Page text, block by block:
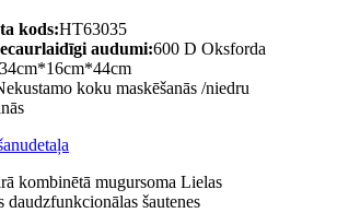
kods:HT63035
audumi:600 D Oksforda
34cm*16cm*44cm
koku maskēšanās /niedru
detaļa